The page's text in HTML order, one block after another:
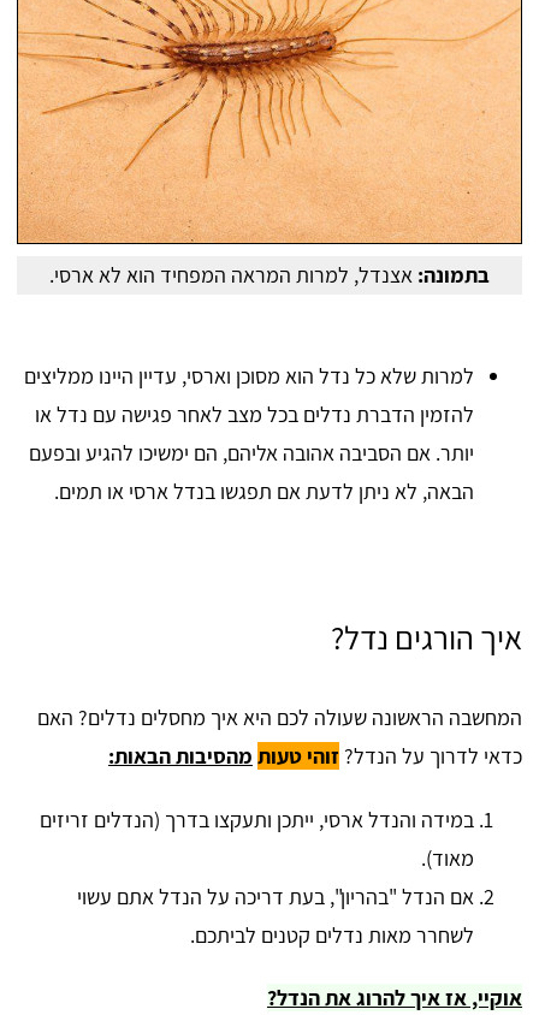
בתמונה: אצנדל, למרות המראה המפחיד הוא לא ארסי.
למרות שלא כל נדל הוא מסוכן וארסי, עדיין היינו ממליצים
להזמין הדברת נדלים בכל מצב לאחר פגישה עם נדל או
יותר. אם הסביבה אהובה אליהם, הם ימשיכו להגיע ובפעם
הבאה, לא ניתן לדעת אם תפגשו בנדל ארסי או תמים.
איך הורגים נדל?
המחשבה הראשונה שעולה לכם היא איך מחסלים נדלים? האם
כדאי לדרוך על הנדל? זוהי טעות מהסיבות הבאות:
במידה והנדל ארסי, ייתכן ותעקצו בדרך (הנדלים זריזים
מאוד).
אם הנדל "בהריון", בעת דריכה על הנדל אתם עשוי
לשחרר מאות נדלים קטנים לביתכם.
אוקיי, אז איך להרוג את הנדל?